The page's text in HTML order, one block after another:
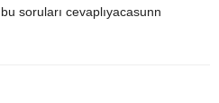
soruları cevaplıyacasunn